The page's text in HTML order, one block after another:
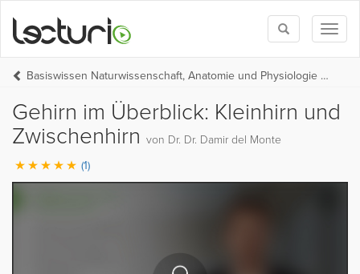
Toggle
search
Basiswissen Naturwissenschaft, Anatomie und Physiologie (UNI-MED-HP Teil 1)
Gehirn im Überblick: Kleinhirn und
Zwischenhirn von Dr. Dr. Damir del Monte
(1)